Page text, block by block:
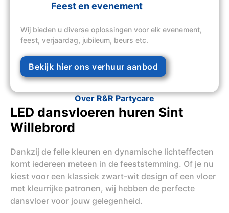
Feest en evenement
Wij bieden u diverse oplossingen voor elk evenement,
feest, verjaardag, jubileum, beurs etc.
Bekijk hier ons verhuur aanbod
Over R&R Partycare
LED dansvloeren huren Sint
Willebrord
Dankzij de felle kleuren en dynamische lichteffecten
komt iedereen meteen in de feeststemming. Of je nu
kiest voor een klassiek zwart-wit design of een vloer
met kleurrijke patronen, wij hebben de perfecte
dansvloer voor jouw gelegenheid.